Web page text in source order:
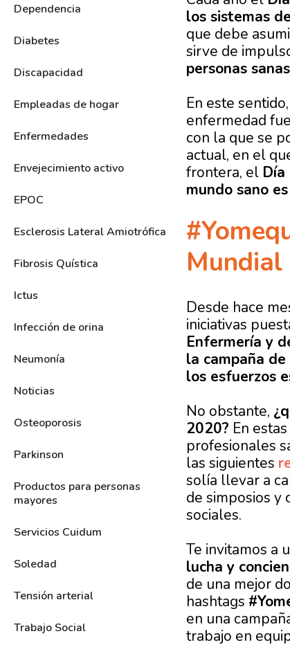
Dependencia
Diabetes
Discapacidad
Empleadas de hogar
Enfermedades
Envejecimiento activo
EPOC
Esclerosis Lateral Amiotrófica
Fibrosis Quística
Ictus
Infección de orina
Neumonía
Noticias
Osteoporosis
Parkinson
Productos para personas
mayores
Servicios Cuidum
Soledad
Tensión arterial
Trabajo Social
los sistemas
que debe
sirve de
personas
En este
enfermedad
con la que se
actual, en el
frontera, el
mundo sano
Desde hace
iniciativas
Enfermería y
la campaña
los esfuerzos
No obstante,
2020? En
profesionales
las siguientes
solía llevar a
de simposios y
sociales.
Te invitamos a
lucha y
de una mejor
hashtags
en una
trabajo en